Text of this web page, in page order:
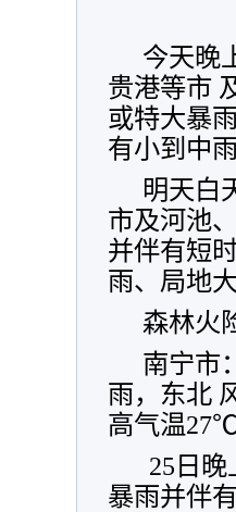
今天晚
贵港等市
或特大暴
有小到中
明天白
市及河池
并伴有短
雨、局地
森林火
南宁市
雨，东北
高气温27℃
25日
暴雨并伴